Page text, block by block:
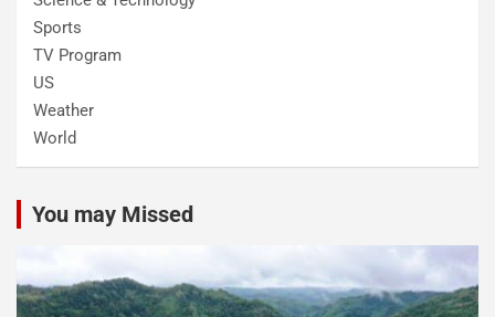
Sports
TV Program
US
Weather
World
You may Missed